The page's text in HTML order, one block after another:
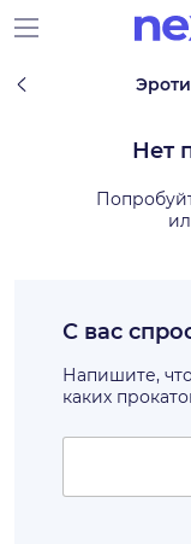
Нет
С вас
Напишите,
каких